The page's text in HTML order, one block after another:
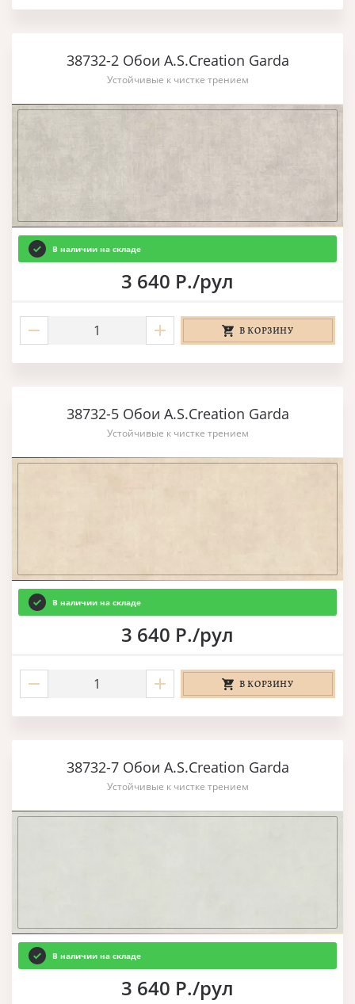
38732-2 Обои A.S.Creation Garda
Устойчивые к чистке трением
В наличии на складе
3 640 Р./рул
В КОРЗИНУ
38732-5 Обои A.S.Creation Garda
Устойчивые к чистке трением
В наличии на складе
3 640 Р./рул
В КОРЗИНУ
38732-7 Обои A.S.Creation Garda
Устойчивые к чистке трением
В наличии на складе
3 640 Р./рул